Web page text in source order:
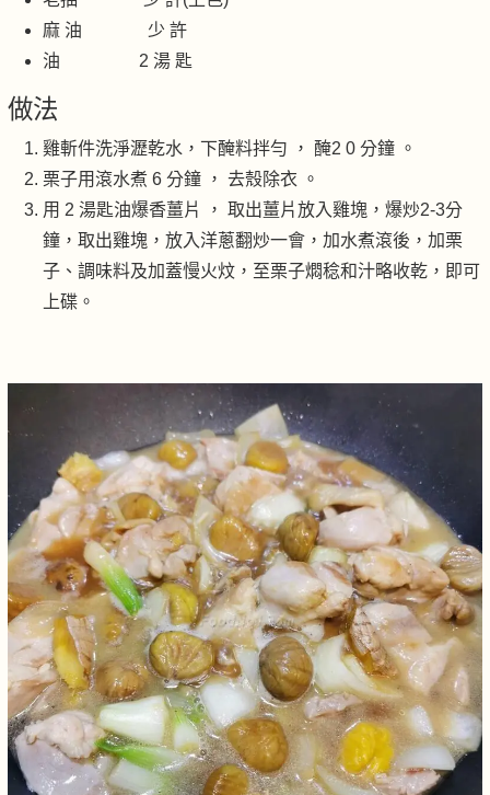
麻 油 少 許
油 2 湯 匙
做法
雞斬件洗淨瀝乾水，下醃料拌勻 ， 醃2 0 分鐘 。
栗子用滾水煮 6 分鐘 ， 去殼除衣 。
用 2 湯匙油爆香薑片 ， 取出薑片放入雞塊，爆炒2-3分
鐘，取出雞塊，放入洋蔥翻炒一會，加水煮滾後，加栗
子、調味料及加蓋慢火炆，至栗子燜稔和汁略收乾，即可
上碟。